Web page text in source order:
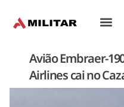
Avião Embraer-
Airlines cai no